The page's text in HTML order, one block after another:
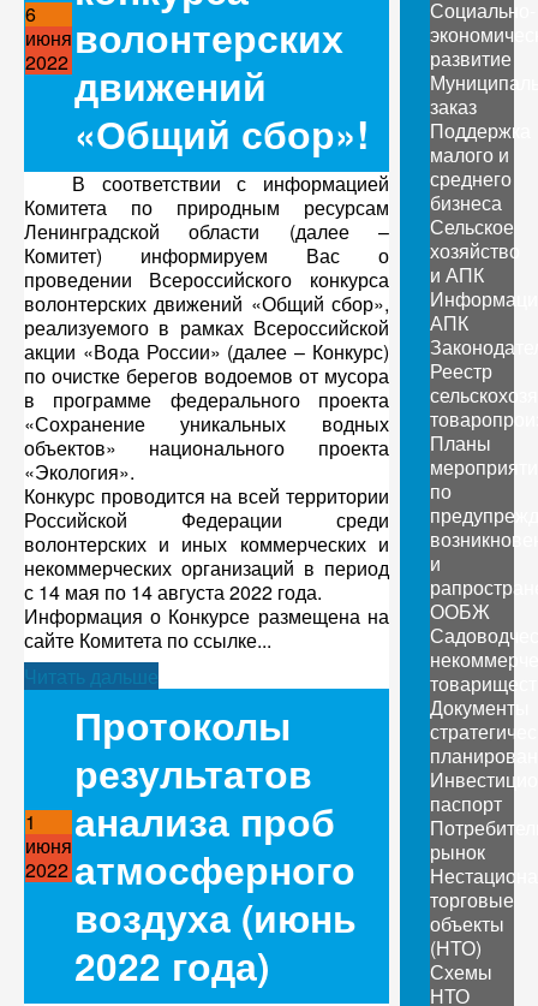
6
июня
2022 волонтерских
движений
«Общий сбор»!
В соответствии с информацией
Комитета по природным ресурсам
Ленинградской области (далее –
Комитет) информируем Вас о
проведении Всероссийского конкурса
волонтерских движений «Общий сбор»,
реализуемого в рамках Всероссийской
акции «Вода России» (далее – Конкурс)
по очистке берегов водоемов от мусора
в программе федерального проекта
«Сохранение уникальных водных
объектов» национального проекта
«Экология».
Конкурс проводится на всей территории
Российской Федерации среди
волонтерских и иных коммерческих и
некоммерческих организаций в период
с 14 мая по 14 августа 2022 года.
Информация о Конкурсе размещена на
сайте Комитета по ссылке...
Читать дальше
1
июня
2022
Протоколы
результатов
анализа проб
атмосферного
воздуха (июнь
2022 года)
Социально-
развитие
заказ
Поддержка
малого и
среднего
бизнеса
Сельское
хозяйство
и АПК
АПК
Реестр
Планы
по
и
ООБЖ
Документы
паспорт
рынок
торговые
объекты
(НТО)
Схемы
НТО